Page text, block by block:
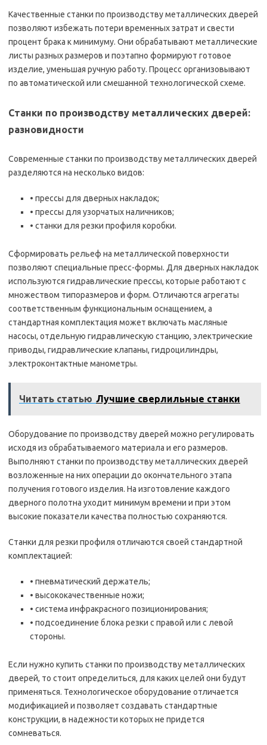
Качественные станки по производству металлических дверей
позволяют избежать потери временных затрат и свести
процент брака к минимуму. Они обрабатывают металлические
листы разных размеров и поэтапно формируют готовое
изделие, уменьшая ручную работу. Процесс организовывают
по автоматической или смешанной технологической схеме.
Станки по производству металлических дверей:
разновидности
Современные станки по производству металлических дверей
разделяются на несколько видов:
• прессы для дверных накладок;
• прессы для узорчатых наличников;
• станки для резки профиля коробки.
Сформировать рельеф на металлической поверхности
позволяют специальные пресс-формы. Для дверных накладок
используются гидравлические прессы, которые работают с
множеством типоразмеров и форм. Отличаются агрегаты
соответственным функциональным оснащением, а
стандартная комплектация может включать масляные
насосы, отдельную гидравлическую станцию, электрические
приводы, гидравлические клапаны, гидроцилиндры,
электроконтактные манометры.
Читать статью Лучшие сверлильные станки
Оборудование по производству дверей можно регулировать
исходя из обрабатываемого материала и его размеров.
Выполняют станки по производству металлических дверей
возложенные на них операции до окончательного этапа
получения готового изделия. На изготовление каждого
дверного полотна уходит минимум времени и при этом
высокие показатели качества полностью сохраняются.
Станки для резки профиля отличаются своей стандартной
комплектацией:
• пневматический держатель;
• высококачественные ножи;
• система инфракрасного позиционирования;
• подсоединение блока резки с правой или с левой
стороны.
Если нужно купить станки по производству металлических
дверей, то стоит определиться, для каких целей они будут
применяться. Технологическое оборудование отличается
модификацией и позволяет создавать стандартные
конструкции, в надежности которых не придется
сомневаться.